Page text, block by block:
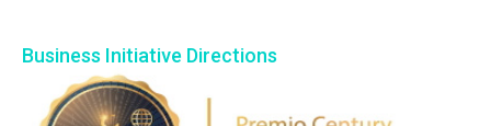
Business Initiative Directions